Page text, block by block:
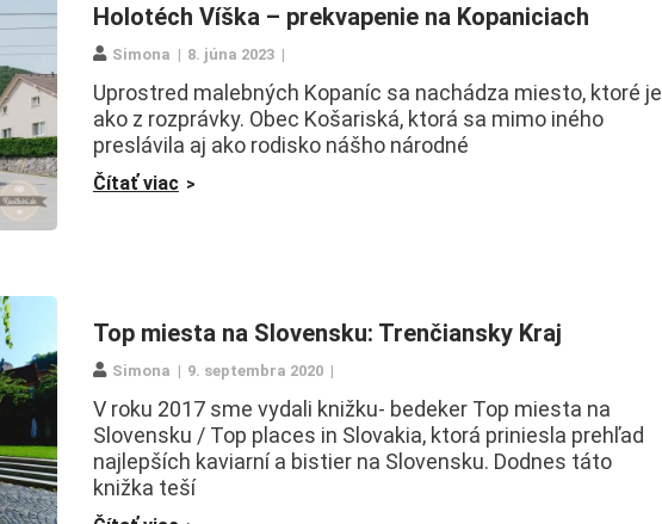
Holotéch Víška – prekvapenie na Kopaniciach
Simona 8. júna 2023
Uprostred malebných Kopaníc sa nachádza miesto, ktoré je
ako z rozprávky. Obec Košariská, ktorá sa mimo iného
preslávila aj ako rodisko nášho národné
Čítať viac
Top miesta na Slovensku: Trenčiansky Kraj
Simona 9. septembra 2020
V roku 2017 sme vydali knižku- bedeker Top miesta na
Slovensku / Top places in Slovakia, ktorá priniesla prehľad
najlepších kaviarní a bistier na Slovensku. Dodnes táto
knižka teší